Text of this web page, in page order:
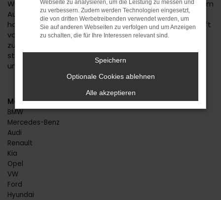
Wenn Sie Ihren Audi Q5 Gebrauchtwagen für Rottweil im
Autohaus Daub kaufen, profitieren Sie von unseren
hohen Qualitätsmaßstäben. Jedes Fahrzeug unterläuft
vor dem Verkauf eine Fülle an Tests. Wir sind erst dann
zufrieden, wenn keinerlei Mängel mehr existieren und
stellen dies durch die hohe Kompetenz und Erfahrung
unserer Kfz-Meisterwerkstatt sicher.
Marken
BMW
Mercedes-Benz
Audi
Renault
Kia
Opel
VW
Ford
Hyundai
Webseite zu analysieren, um die Leistung zu messen und
zu verbessern. Zudem werden Technologien eingesetzt,
die von dritten Werbetreibenden verwendet werden, um
Sie auf anderen Webseiten zu verfolgen und um Anzeigen
zu schalten, die für Ihre Interessen relevant sind.
Speichern
Optionale Cookies ablehnen
Alle akzeptieren